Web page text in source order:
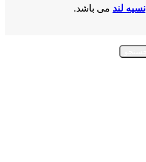
نسیه لند می باشد.